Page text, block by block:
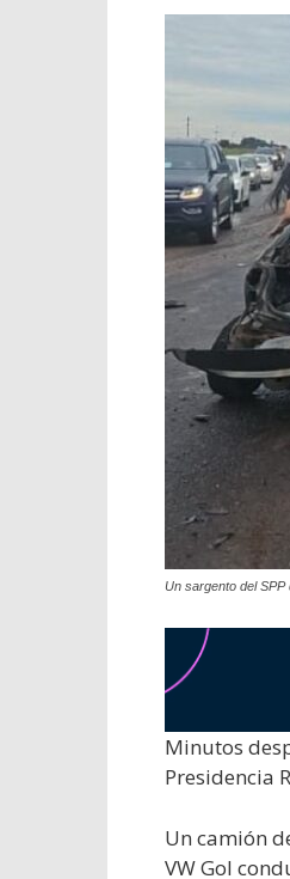
Un sargento del SPP
Minutos
Presidencia
Un camión
VW Gol